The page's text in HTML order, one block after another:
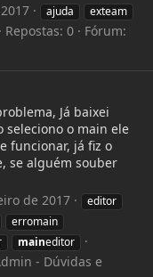
ajuda
exteam
Repostas: 0
Fórum:
Já baixei
seleciono o main ele
funcionar, já fiz o
se alguém souber
de 2017
editor
erromain
maineditor
- Dúvidas e